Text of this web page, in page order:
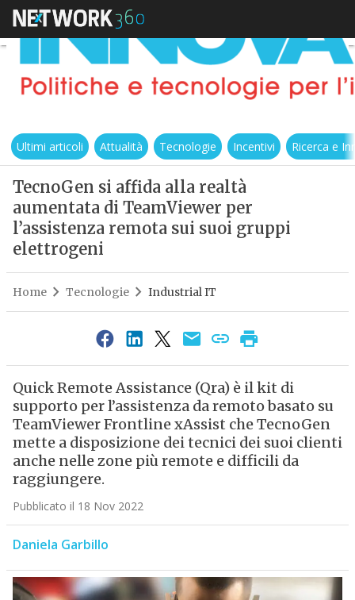
Ultimi articoli Attualità Tecnologie Incentivi Ricerca e
TecnoGen si affida alla realtà
aumentata di TeamViewer per
l’assistenza remota sui suoi gruppi
elettrogeni
Home Tecnologie Industrial IT
Quick Remote Assistance (Qra) è il kit di
supporto per l’assistenza da remoto basato su
TeamViewer Frontline xAssist che TecnoGen
mette a disposizione dei tecnici dei suoi clienti
anche nelle zone più remote e difficili da
raggiungere.
Pubblicato il 18 Nov 2022
Daniela Garbillo